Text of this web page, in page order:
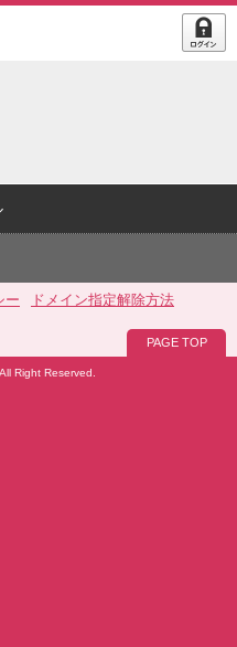
ー ドメイン指定解除方法
PAGE TOP
Right Reserved.